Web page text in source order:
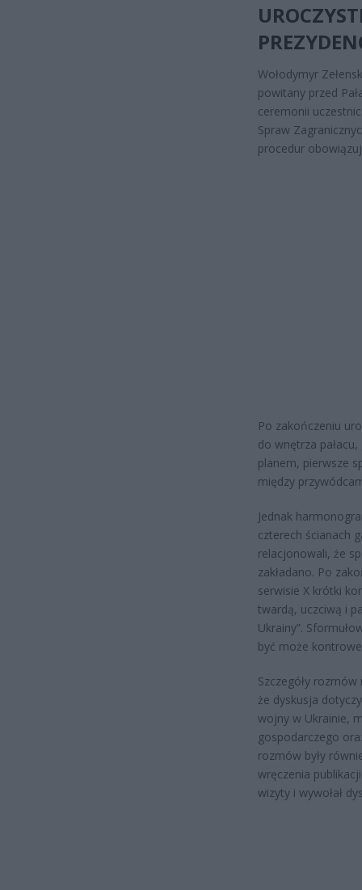
Wołodymyr
powitany przed
ceremonii
Spraw
procedur
Po zakończeniu
do wnętrza
planem, pierwsze
między
Jednak
czterech ścianach
relacjonowali, że
zakładano. Po
serwisie X krótki
twardą, uczciwą i
Ukrainy”.
być może
Szczegóły
że dyskusja
wojny w Ukrainie,
gospodarczego
rozmów były
wręczenia
wizyty i wywołał